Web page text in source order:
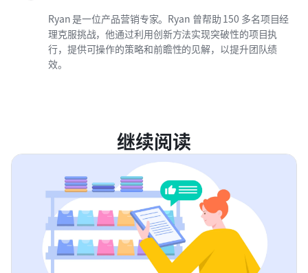
Ryan 是一位产品营销专家。Ryan 曾帮助 150 多名项目经
理克服挑战，他通过利用创新方法实现突破性的项目执
行，提供可操作的策略和前瞻性的见解，以提升团队绩
效。
继续阅读